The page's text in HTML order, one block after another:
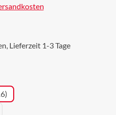
Lieferzeit 1-3 Tage